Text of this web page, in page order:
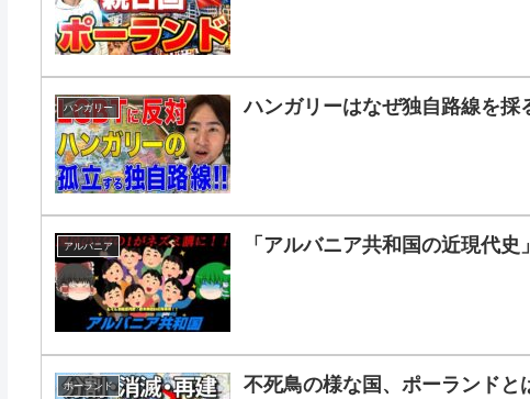
ハンガリー ハンガリーはなぜ独自路線を採
アルバニア 「アルバニア共和国の近現代
ポーランド 不死鳥の様な国、ポーランドと